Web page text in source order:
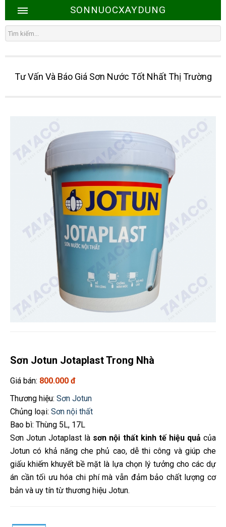
SONNUOCXAYDUNG
Tư Vấn Và Báo Giá Sơn Nước Tốt Nhất Thị Trường
Sơn Jotun Jotaplast Trong Nhà
Giá bán: 800.000 đ
Thương hiệu: Sơn Jotun
Chủng loại: Sơn nội thất
Bao bì: Thùng 5L, 17L
Sơn Jotun Jotaplast là sơn nội thất kinh tế hiệu quả của
Jotun có khả năng che phủ cao, dễ thi công và giúp che
giấu khiếm khuyết bề mặt là lựa chọn lý tưởng cho các dự
án cần tối ưu hóa chi phí mà vẫn đảm bảo chất lượng cơ
bản và uy tín từ thương hiệu Jotun.